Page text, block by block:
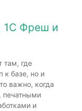
1С Фреш и
там, где
к базе, но и
важно, когда
печатными
и